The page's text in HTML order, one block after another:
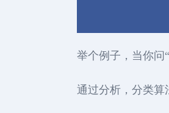
举个例子，当你问
通过分析，分类算